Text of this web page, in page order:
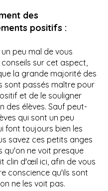
des
positifs :
peu mal de vous
sur cet aspect,
la grande majorité des
sont passés maître pour
et de le souligner
des élèves. Sauf peut-
qui sont un peu
font toujours bien les
savez ces petits anges
qu'on ne voit presque
clin d'œil ici, afin de vous
conscience qu'ils sont
ne les voit pas.